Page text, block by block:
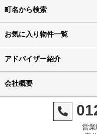
町名から検索
お気に入り物件一覧
アドバイザー紹介
会社概要
営